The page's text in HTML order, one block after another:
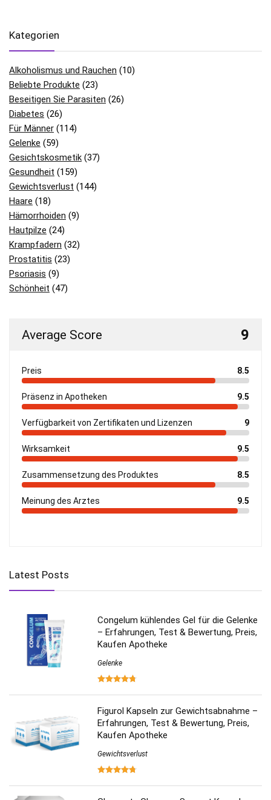
Kategorien
Alkoholismus und Rauchen (10)
Beliebte Produkte (23)
Beseitigen Sie Parasiten (26)
Diabetes (26)
Für Männer (114)
Gelenke (59)
Gesichtskosmetik (37)
Gesundheit (159)
Gewichtsverlust (144)
Haare (18)
Hämorrhoiden (9)
Hautpilze (24)
Krampfadern (32)
Prostatitis (23)
Psoriasis (9)
Schönheit (47)
Average Score 9
Preis 8.5
Präsenz in Apotheken 9.5
Verfügbarkeit von Zertifikaten und Lizenzen 9
Wirksamkeit 9.5
Zusammensetzung des Produktes 8.5
Meinung des Arztes 9.5
Latest Posts
Congelum kühlendes Gel für die Gelenke
– Erfahrungen, Test & Bewertung, Preis,
Kaufen Apotheke
Gelenke
Figurol Kapseln zur Gewichtsabnahme –
Erfahrungen, Test & Bewertung, Preis,
Kaufen Apotheke
Gewichtsverlust